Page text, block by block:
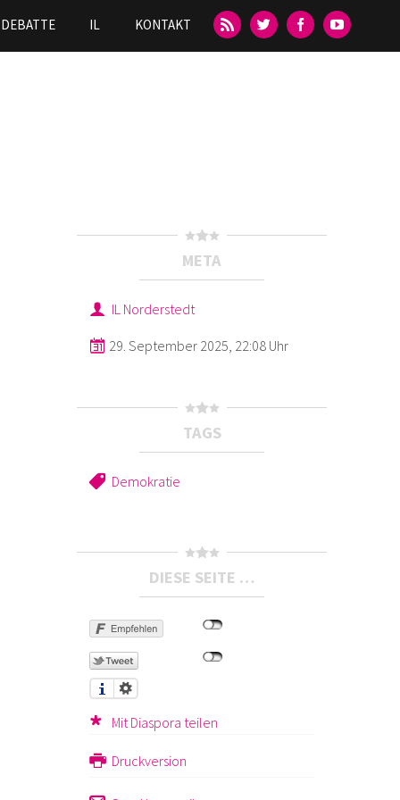
DEBATTE IL KONTAKT
META
IL Norderstedt
29. September 2025, 22:08 Uhr
TAGS
Demokratie
DIESE SEITE …
Mit Diaspora teilen
Druckversion